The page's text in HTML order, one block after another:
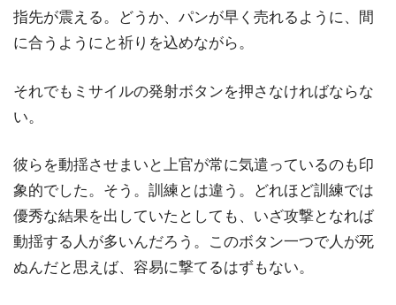
指先が震える。どうか、パンが早く売れるように、間
に合うようにと祈りを込めながら。
それでもミサイルの発射ボタンを押さなければならな
い。
彼らを動揺させまいと上官が常に気遣っているのも印
象的でした。そう。訓練とは違う。どれほど訓練では
優秀な結果を出していたとしても、いざ攻撃となれば
動揺する人が多いんだろう。このボタン一つで人が死
ぬんだと思えば、容易に撃てるはずもない。